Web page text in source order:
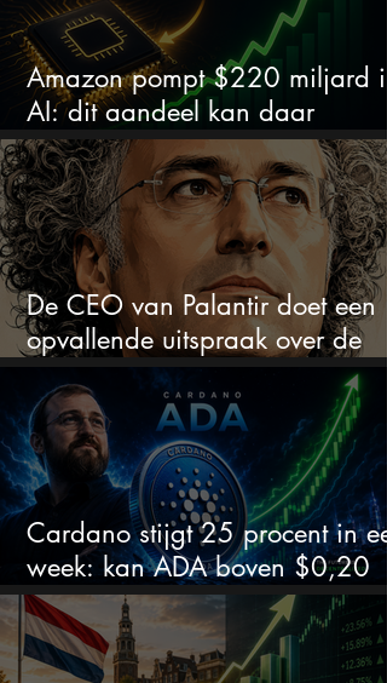
Amazon pompt $220 miljard in
AI: dit aandeel kan daar
explosief van profiteren
De CEO van Palantir doet een
opvallende uitspraak over de
beurs
Cardano stijgt 25 procent in
week: kan ADA boven $0,20
blijven?